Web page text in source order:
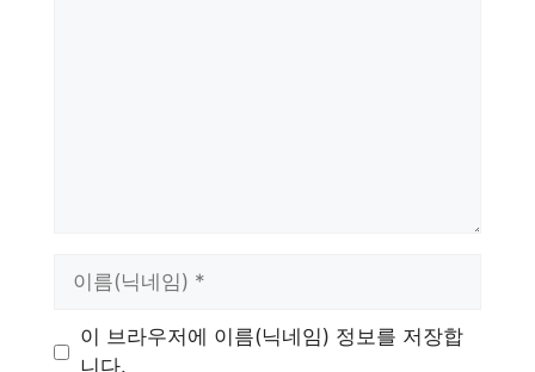
이 브라우저에 이름(닉네임) 정보를 저장합
니다.